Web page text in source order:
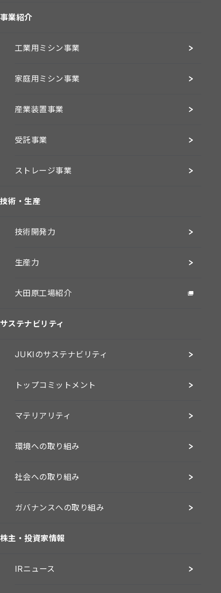
事業紹介
工業用ミシン事業
家庭用ミシン事業
産業装置事業
受託事業
ストレージ事業
技術・生産
技術開発力
生産力
大田原工場紹介
サステナビリティ
JUKIのサステナビリティ
トップコミットメント
マテリアリティ
環境への取り組み
社会への取り組み
ガバナンスへの取り組み
株主・投資家情報
IRニュース